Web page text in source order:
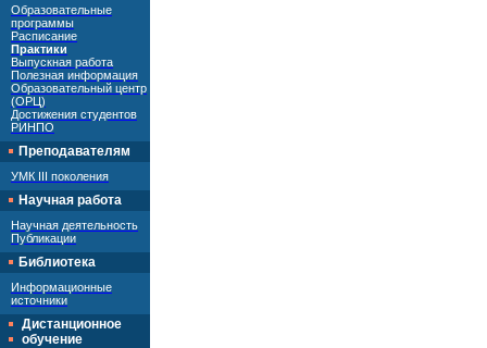
Образовательные
программы
Расписание
Практики
Выпускная работа
Полезная информация
Образовательный центр
(ОРЦ)
Достижения студентов
РИНПО
Преподавателям
УМК III поколения
Научная работа
Научная деятельность
Публикации
Библиотека
Информационные
источники
Дистанционное
обучение